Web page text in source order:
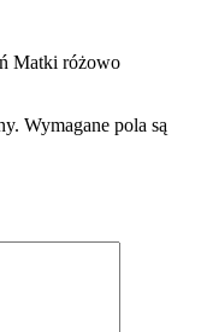
Matki różowo
Wymagane pola są